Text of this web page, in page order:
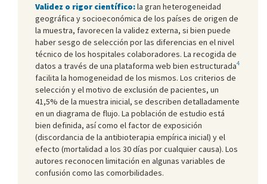
Validez o rigor científico:la gran heterogeneidad
geográfica y socioeconómica de los países de origen de
la muestra, favorecen la validez externa, si bien puede
haber sesgo de selección por las diferencias en el nivel
técnico de los hospitales colaboradores. La recogida de
datos a través de una plataforma web bien estructurada4
facilita la homogeneidad de los mismos. Los criterios de
selección y el motivo de exclusión de pacientes, un
41,5% de la muestra inicial, se describen detalladamente
en un diagrama de flujo. La población de estudio está
bien definida, así como el factor de exposición
(discordancia de la antibioterapia empírica inicial) y el
efecto (mortalidad a los 30 días por cualquier causa). Los
autores reconocen limitación en algunas variables de
confusión como las comorbilidades.